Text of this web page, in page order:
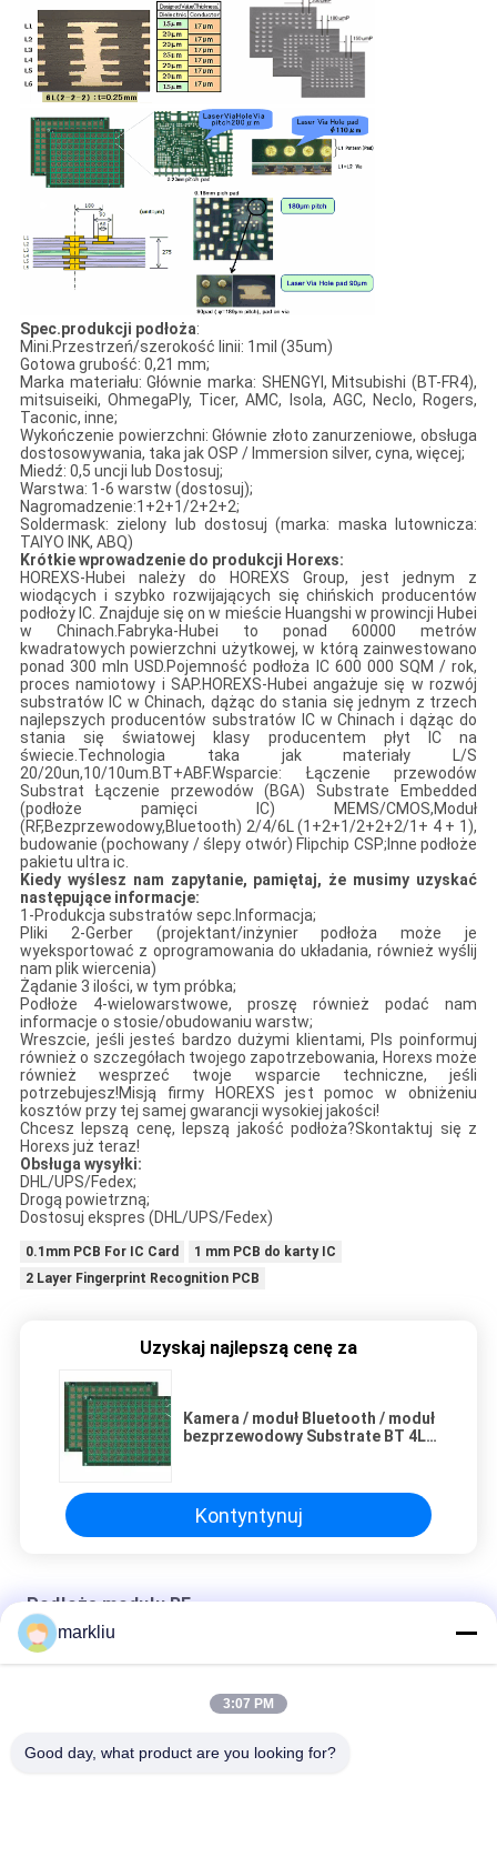
Spec.produkcji podłoża:
Mini.Przestrzeń/szerokość linii: 1mil (35um)
Gotowa grubość: 0,21 mm;
Marka materiału: Głównie marka: SHENGYI, Mitsubishi (BT-FR4),
mitsuiseiki, OhmegaPly, Ticer, AMC, Isola, AGC, Neclo, Rogers,
Taconic, inne;
Wykończenie powierzchni: Głównie złoto zanurzeniowe, obsługa
dostosowywania, taka jak OSP / Immersion silver, cyna, więcej;
Miedź: 0,5 uncji lub Dostosuj;
Warstwa: 1-6 warstw (dostosuj);
Nagromadzenie:1+2+1/2+2+2;
Soldermask: zielony lub dostosuj (marka: maska ​​lutownicza:
TAIYO INK, ABQ)
Krótkie wprowadzenie do produkcji Horexs:
HOREXS-Hubei należy do HOREXS Group, jest jednym z
wiodących i szybko rozwijających się chińskich producentów
podłoży IC. Znajduje się on w mieście Huangshi w prowincji Hubei
w Chinach.Fabryka-Hubei to ponad 60000 metrów
kwadratowych powierzchni użytkowej, w którą zainwestowano
ponad 300 mln USD.Pojemność podłoża IC 600 000 SQM / rok,
proces namiotowy i SAP.HOREXS-Hubei angażuje się w rozwój
substratów IC w Chinach, dążąc do stania się jednym z trzech
najlepszych producentów substratów IC w Chinach i dążąc do
stania się światowej klasy producentem płyt IC na
świecie.Technologia taka jak materiały L/S
20/20un,10/10um.BT+ABF.Wsparcie: Łączenie przewodów
Substrat Łączenie przewodów (BGA) Substrate Embedded
(podłoże pamięci IC) MEMS/CMOS,Moduł
(RF,Bezprzewodowy,Bluetooth) 2/4/6L (1+2+1/2+2+2/1+ 4 + 1),
budowanie (pochowany / ślepy otwór) Flipchip CSP;Inne podłoże
pakietu ultra ic.
Kiedy wyślesz nam zapytanie, pamiętaj, że musimy uzyskać
następujące informacje:
1-Produkcja substratów sepc.Informacja;
Pliki 2-Gerber (projektant/inżynier podłoża może je
wyeksportować z oprogramowania do układania, również wyślij
nam plik wiercenia)
Żądanie 3 ilości, w tym próbka;
Podłoże 4-wielowarstwowe, proszę również podać nam
informacje o stosie/obudowaniu warstw;
Wreszcie, jeśli jesteś bardzo dużymi klientami, Pls poinformuj
również o szczegółach twojego zapotrzebowania, Horexs może
również wesprzeć twoje wsparcie techniczne, jeśli
potrzebujesz!Misją firmy HOREXS jest pomoc w obniżeniu
kosztów przy tej samej gwarancji wysokiej jakości!
Chcesz lepszą cenę, lepszą jakość podłoża?Skontaktuj się z
Horexs już teraz!
Obsługa wysyłki:
DHL/UPS/Fedex;
Drogą powietrzną;
Dostosuj ekspres (DHL/UPS/Fedex)
0.1mm PCB For IC Card
1 mm PCB do karty IC
2 Layer Fingerprint Recognition PCB
Uzyskaj najlepszą cenę za
Kamera / moduł Bluetooth / moduł
bezprzewodowy Substrate BT 4L
Kontyntynuj
Podłoże modułu RF
Kamera / moduł Bluetooth / moduł bezprzewodowy Substrate
BT 4L 0,21 mm Soft Gold Finished
Kontrola impedancji podłoża modułu RF Materiał 4L BT miękkie
markliu
3:07 PM
Good day, what product are you looking for?